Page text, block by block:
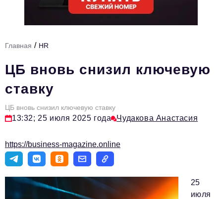
История тульского предпринимательства
Тема номера
HR
Персона номера
Технологии и тренды
Туризм
Импортозамещение
Главная / HR
ЦБ вновь снизил ключевую
ставку
ЦБ вновь снизил ключевую ставку
13:32; 25 июля 2025 года Чудакова Анастасия
https://business-magazine.online
25
июля